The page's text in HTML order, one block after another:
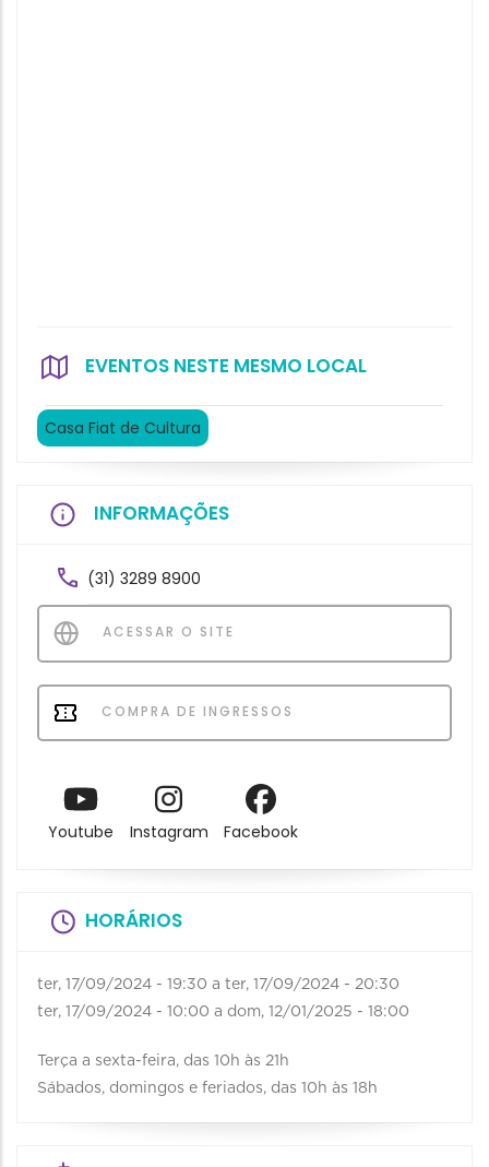
EVENTOS NESTE MESMO LOCAL
Casa Fiat de Cultura
INFORMAÇÕES
(31) 3289 8900
ACESSAR O SITE
COMPRA DE INGRESSOS
Youtube Instagram Facebook
HORÁRIOS
ter, 17/09/2024 - 19:30 a ter, 17/09/2024 - 20:30
ter, 17/09/2024 - 10:00 a dom, 12/01/2025 - 18:00
Terça a sexta-feira, das 10h às 21h
Sábados, domingos e feriados, das 10h às 18h